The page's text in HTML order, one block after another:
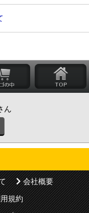
ん
会社概要
規約